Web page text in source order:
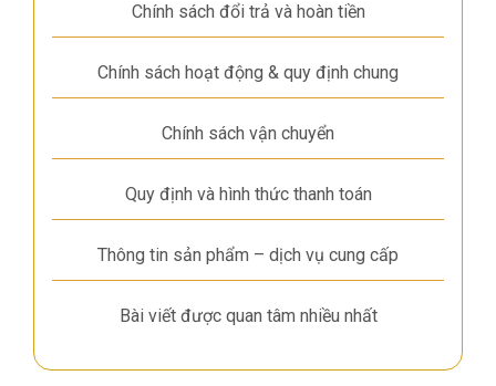
Chính sách đổi trả và hoàn tiền
Chính sách hoạt động & quy định chung
Chính sách vận chuyển
Quy định và hình thức thanh toán
Thông tin sản phẩm – dịch vụ cung cấp
Bài viết được quan tâm nhiều nhất